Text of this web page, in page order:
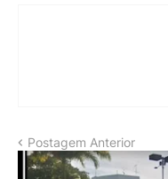
Postagem Anterior